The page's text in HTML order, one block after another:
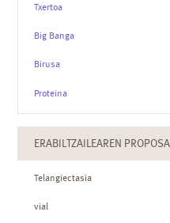
Txertoa
Big Banga
Birusa
Proteina
ERABILTZAILEAREN
Telangiectasia
vial